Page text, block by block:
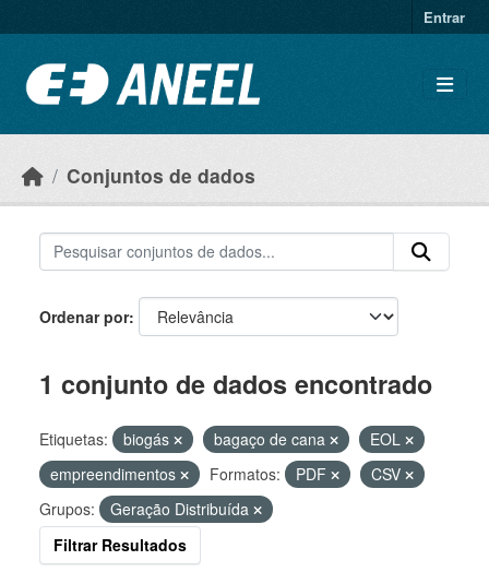
Entrar
Conjuntos de dados
Ordenar por
1 conjunto de dados encontrado
Etiquetas: biogás bagaço de cana
EOL
empreendimentos
Formatos: PDF
CSV
Grupos:
Geração Distribuída
Filtrar Resultados